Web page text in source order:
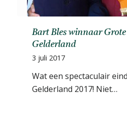
Bart Bles winnaar
Gelderland
3 juli 2017
Wat een spectaculair
Gelderland 2017! Niet…